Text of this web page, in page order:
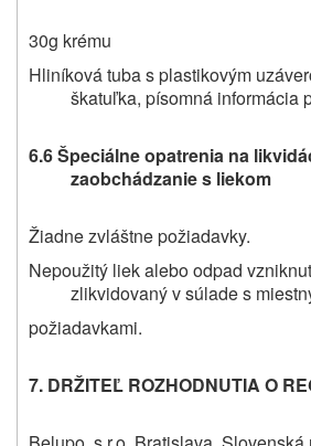
30g krému
Hliníková tuba s plastikovým
škatuľka, písomná informácia
6.6Špeciálne opatrenia na
zaobchádzanie s liekom
Žiadne zvláštne požiadavky.
Nepoužitý liek alebo odpad
zlikvidovaný v súlade s
požiadavkami.
7. DRŽITEĽ ROZHODNUTIA O